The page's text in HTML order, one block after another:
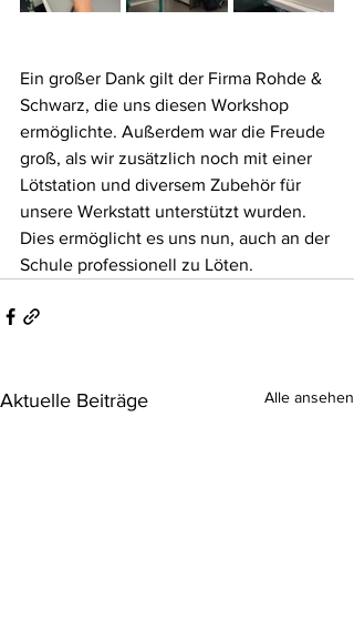
Ein großer Dank gilt der Firma Rohde &
Schwarz, die uns diesen Workshop
ermöglichte. Außerdem war die Freude
groß, als wir zusätzlich noch mit einer
Lötstation und diversem Zubehör für
unsere Werkstatt unterstützt wurden.
Dies ermöglicht es uns nun, auch an der
Schule professionell zu Löten.
Aktuelle Beiträge Alle ansehen